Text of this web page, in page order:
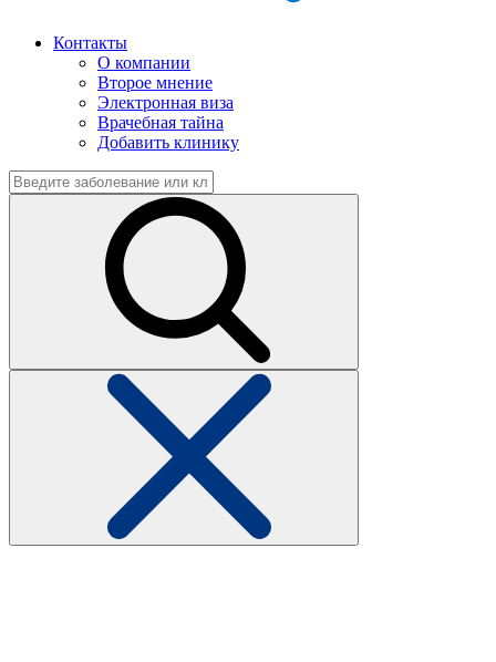
Контакты
О компании
Второе мнение
Электронная виза
Врачебная тайна
Добавить клинику